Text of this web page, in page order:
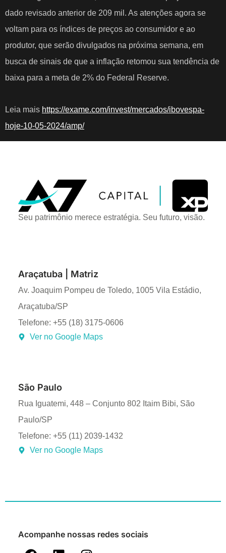
dado revisado anterior de 209 mil. As atenções agora se
voltam para os índices de preços ao consumidor e ao
produtor, que serão divulgados na próxima semana, em
busca de sinais de que a inflação retomou sua tendência de
baixa para a meta de 2% do Federal Reserve.
Leia mais https://exame.com/invest/mercados/ibovespa-
hoje-10-05-2024/amp/
Seu patrimônio merece estratégia. Seu futuro, visão.
Araçatuba | Matriz
Av. Joaquim Pompeu de Toledo, 1005 Vila Estádio,
Araçatuba/SP
Telefone: +55 (18) 3175-0606
Ver no Google Maps
São Paulo
Rua Iguatemi, 448 – Conjunto 802 Itaim Bibi, São
Paulo/SP
Telefone: +55 (11) 2039-1432
Ver no Google Maps
Acompanhe nossas redes sociais